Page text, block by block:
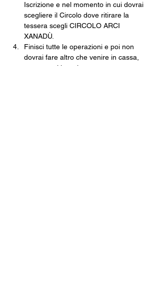
Iscrizione e nel momento in cui dovrai
scegliere il Circolo dove ritirare la
tessera scegli CIRCOLO ARCI
XANADÙ.
Finisci tutte le operazioni e poi non
dovrai fare altro che venire in cassa,
pagare e ritirare la tua tessera